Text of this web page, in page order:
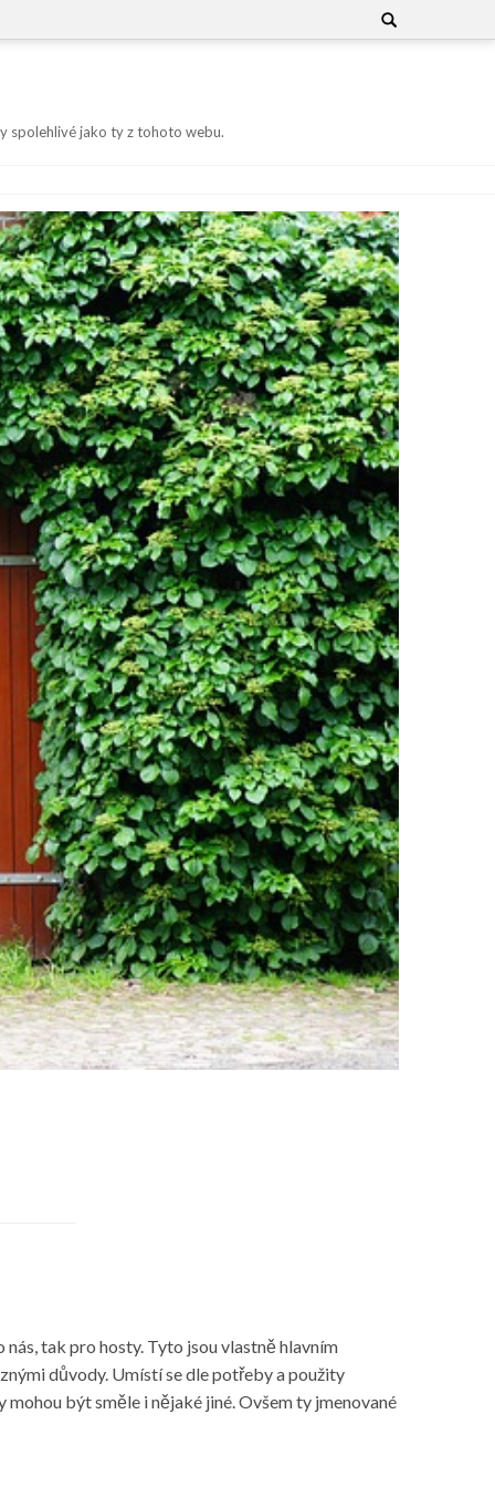
Search
for:
spolehlivé jako ty z tohoto webu.
tak pro hosty. Tyto jsou vlastně hlavním
důvody. Umístí se dle potřeby a použity
mohou být směle i nějaké jiné. Ovšem ty jmenované